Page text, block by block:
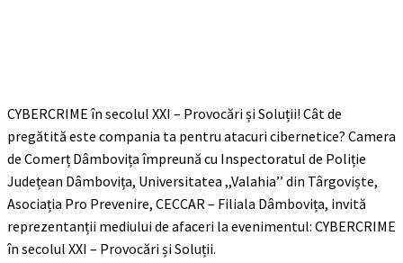
CYBERCRIME în secolul XXI – Provocări și Soluții! Cât de
pregătită este compania ta pentru atacuri cibernetice? Camera
de Comerț Dâmbovița împreună cu Inspectoratul de Poliție
Județean Dâmbovița, Universitatea ,,Valahia’’ din Târgoviște,
Asociația Pro Prevenire, CECCAR – Filiala Dâmbovița, invită
reprezentanții mediului de afaceri la evenimentul: CYBERCRIME
în secolul XXI – Provocări și Soluții.